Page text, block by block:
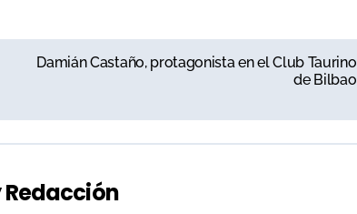
Damián Castaño, protagonista en el Club Taurino
de Bilbao
Redacción